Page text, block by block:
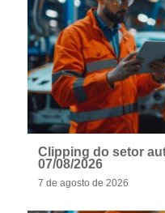
Clipping do setor
07/08/2026
7 de agosto de 2026